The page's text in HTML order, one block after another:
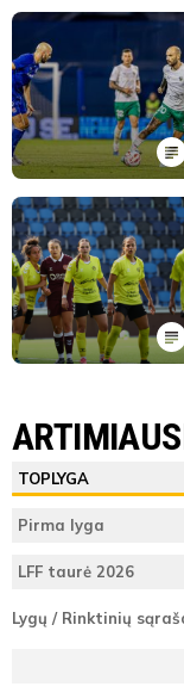
2
ATSARGINIAI ŽAIDĖJAI
FM
TOPLYGA
Pirma lyga
LFF taurė 2026
Lygų / Rinktinių